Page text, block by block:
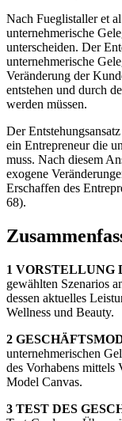
Nach Fueglistaller et
unternehmerische
unterscheiden. Der
unternehmerische
Veränderung der
entstehen und durch
werden müssen.
Der
ein Entrepreneur die
muss. Nach diesem
exogene
Erschaffen des
68).
1 VORSTELLUNG
gewählten Szenarios
dessen aktuelles
Wellness und Beauty.
2
unternehmerischen
des Vorhabens mittels
Model Canvas.
3 TEST DES